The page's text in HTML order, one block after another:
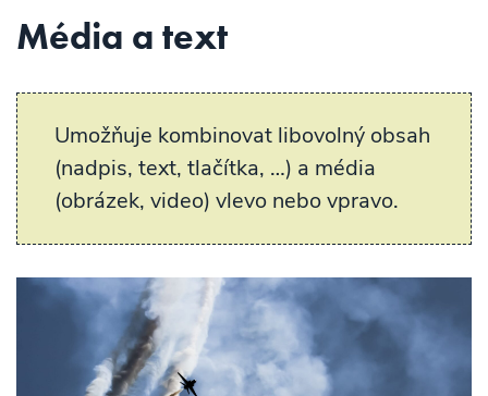
Média a text
Umožňuje kombinovat libovolný obsah
(nadpis, text, tlačítka, …) a média
(obrázek, video) vlevo nebo vpravo.